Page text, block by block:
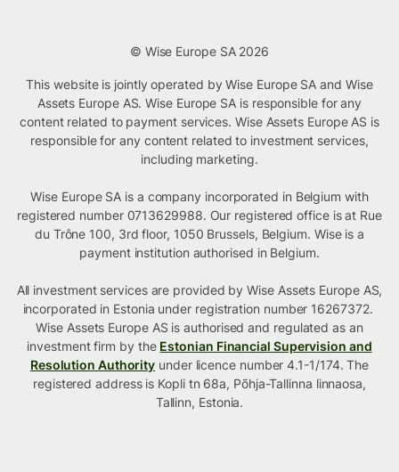
© Wise Europe SA 2026
This website is jointly operated by Wise Europe SA and Wise
Assets Europe AS. Wise Europe SA is responsible for any
content related to payment services. Wise Assets Europe AS is
responsible for any content related to investment services,
including marketing.
Wise Europe SA is a company incorporated in Belgium with
registered number 0713629988. Our registered office is at Rue
du Trône 100, 3rd floor, 1050 Brussels, Belgium. Wise is a
payment institution authorised in Belgium.
All investment services are provided by Wise Assets Europe AS,
incorporated in Estonia under registration number 16267372.
Wise Assets Europe AS is authorised and regulated as an
investment firm by the Estonian Financial Supervision and
Resolution Authority under licence number 4.1-1/174. The
registered address is Kopli tn 68a, Põhja-Tallinna linnaosa,
Tallinn, Estonia.